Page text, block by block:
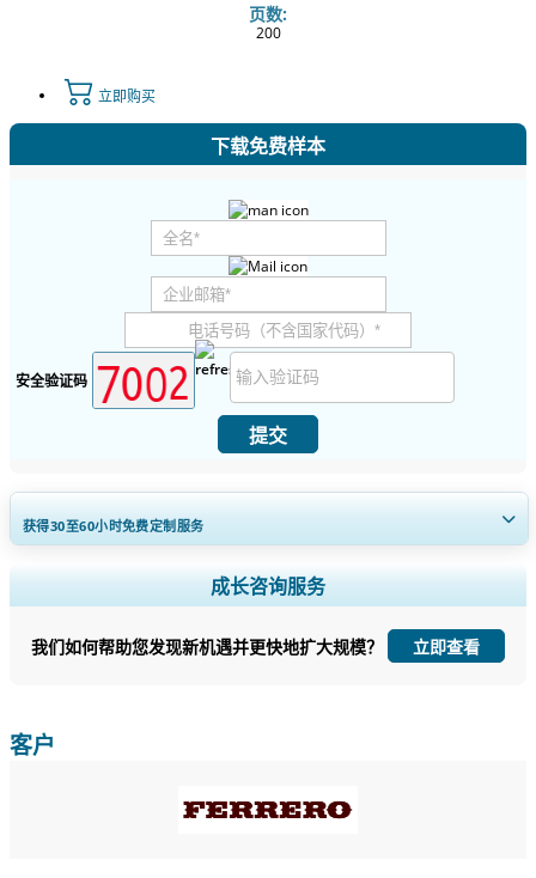
页数:
200
立即购买
下载免费样本
安全验证码
提交
获得30至60小时免费定制服务
扩大区域和国家覆盖范围， 细分市场分析， 公司简介， 竞争基准分析，
以及最终用户洞察。
立即定制
成长咨询服务
我们如何帮助您发现新机遇并更快地扩大规模？ 立即查看
客户